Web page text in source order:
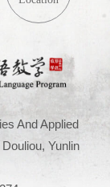
And Applied
Yunlin